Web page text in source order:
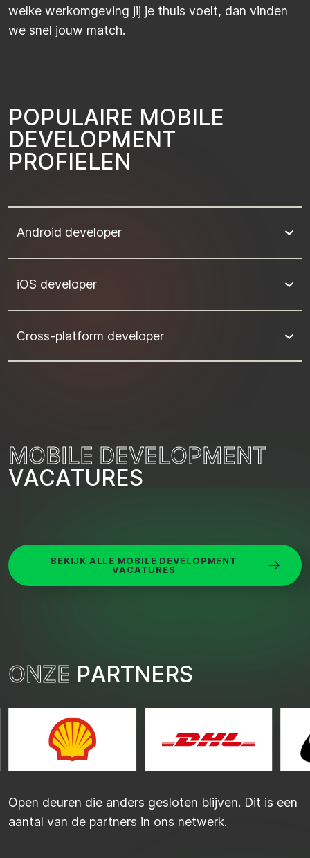
welke werkomgeving jij je thuis voelt, dan vinden
we snel jouw match.
POPULAIRE MOBILE
DEVELOPMENT
PROFIELEN
Android developer
iOS developer
Cross-platform developer
MOBILE DEVELOPMENT
VACATURES
BEKIJK ALLE MOBILE DEVELOPMENT
VACATURES
ONZE PARTNERS
Open deuren die anders gesloten blijven. Dit is een
aantal van de partners in ons netwerk.